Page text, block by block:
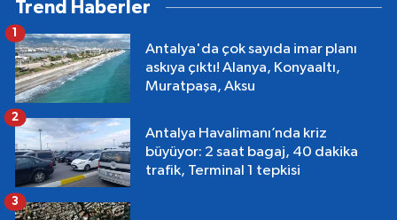
Trend Haberler
Antalya'da çok sayıda imar planı
askıya çıktı! Alanya, Konyaaltı,
Muratpaşa, Aksu
1
Antalya Havalimanı’nda kriz
büyüyor: 2 saat bagaj, 40 dakika
trafik, Terminal 1 tepkisi
2
3